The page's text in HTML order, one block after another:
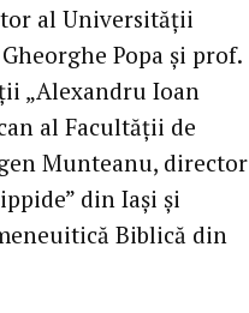
al Universităţii
Popa şi prof.
„Alexandru Ioan
al Facultăţii de
Munteanu, director
din Iaşi şi
Biblică din